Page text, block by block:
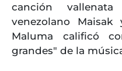
canción
venezolano
Maluma calificó
grandes" de la